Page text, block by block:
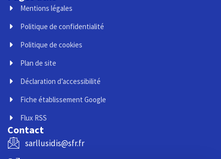
Mentions légales
Politique de confidentialité
Politique de cookies
Plan de site
Déclaration d’accessibilité
Fiche établissement Google
Flux RSS
Contact
sarllusidis@sfr.fr